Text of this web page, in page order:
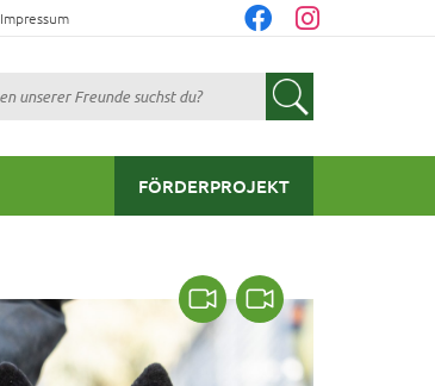
Impressum
Suchen
FÖRDERPROJEKT